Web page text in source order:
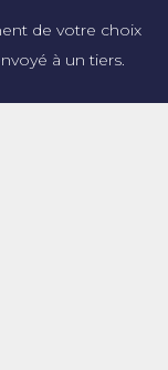
de votre choix
à un tiers.